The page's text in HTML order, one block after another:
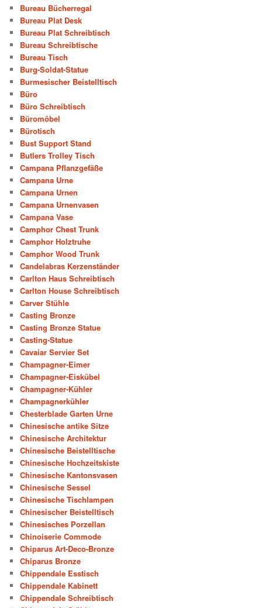
Bureau Bücherregal
Bureau Plat Desk
Bureau Plat Schreibtisch
Bureau Schreibtische
Bureau Tisch
Burg-Soldat-Statue
Burmesischer Beistelltisch
Büro
Büro Schreibtisch
Büromöbel
Bürotisch
Bust Support Stand
Butlers Trolley Tisch
Campana Pflanzgefäße
Campana Urne
Campana Urnen
Campana Urnenvasen
Campana Vase
Camphor Chest Trunk
Camphor Holztruhe
Camphor Wood Trunk
Candelabras Kerzenständer
Carlton Haus Schreibtisch
Carlton House Schreibtisch
Carver Stühle
Casting Bronze
Casting Bronze Statue
Casting-Statue
Cavaiar Servier Set
Champagner-Eimer
Champagner-Eiskübel
Champagner-Kühler
Champagnerkühler
Chesterblade Garten Urne
Chinesische antike Sitze
Chinesische Architektur
Chinesische Beistelltische
Chinesische Hochzeitskiste
Chinesische Kantonsvasen
Chinesische Sessel
Chinesische Tischlampen
Chinesischer Beistelltisch
Chinesisches Porzellan
Chinoiserie Commode
Chiparus Art-Deco-Bronze
Chiparus Bronze
Chippendale Esstisch
Chippendale Kabinett
Chippendale Schreibtisch